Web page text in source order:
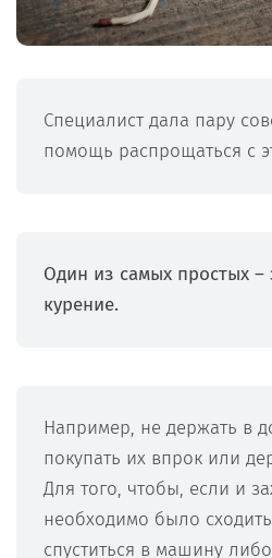
Специалист дала пару
помощь распрощаться с
Один из самых простых –
курение.
Например, не держать в
покупать их впрок или
Для того, чтобы, если и
необходимо было
спуститься в машину